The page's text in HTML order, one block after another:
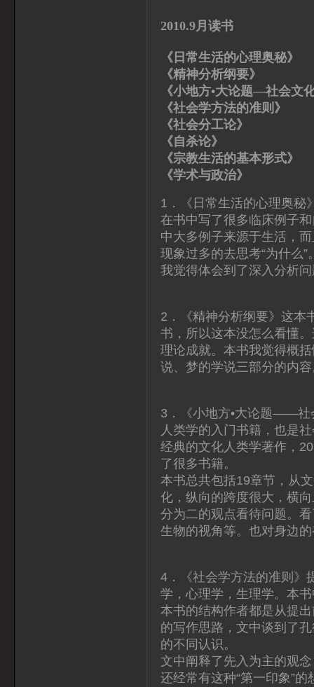
2010.9月读书
《日常生活的心理奥
《精神分析纲要
《小地方•大论题—社会
《社会学方法的准
《社会分工论》
《自杀论》
《宗教生活的基本形
《学术与政治》
1．《日常生活的心理奥秘
在书中写了很多临床例子
中大多例子来源于生活，
现象过多的去思考“为什么
我觉得体会到了深入分析
2．《精神分析纲要》这本
书，所以这本没怎么看懂
理论成就。本书我觉得概
说、梦的学说三部分的内
3．《小地方•大论题——社
人类学的入门书籍，也是
经典的文化人类学著作，
了很多书籍。
本书总共包括19章节，从
化，纵向的跨度很大，横
分为二的观点看待问题。
生物的视角等。也对身边
4．《社会学方法的准则
学，心理学，生理学。本
本书的结构作者都是从提
的写作思路，文中谈到了
的不同认识。
文中阐释了先入为主的观
还经常有这种“第一印象”